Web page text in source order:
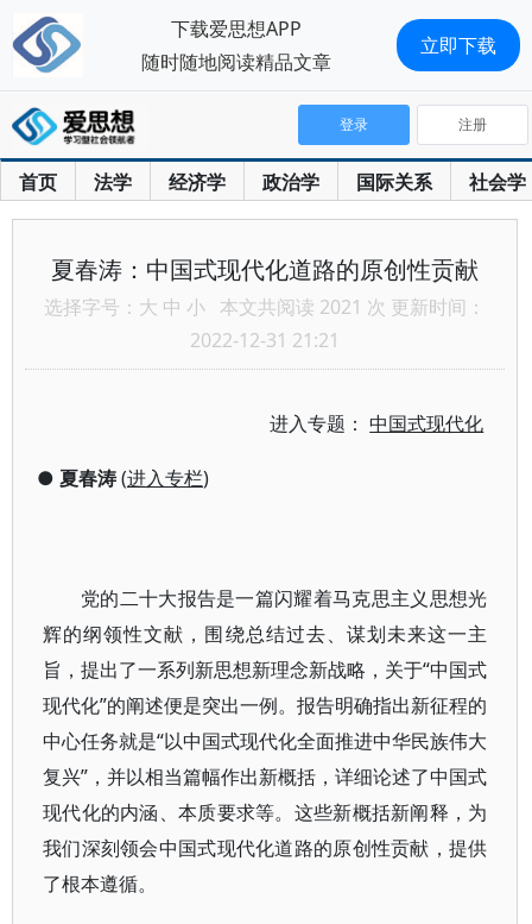
首页 法学 经济学 政治学 国际关系 社会学
登录 注册
夏春涛：中国式现代化道路的原创性贡献
选择字号： 大 中 小 本文共阅读 2021 次 更新时间：
2022-12-31 21:21
进入专题：中国式现代化
● 夏春涛(进入专栏)
党的二十大报告是一篇闪耀着马克思主义思想光
辉的纲领性文献，围绕总结过去、谋划未来这一主
旨，提出了一系列新思想新理念新战略，关于“中国式
现代化”的阐述便是突出一例。报告明确指出新征程的
中心任务就是“以中国式现代化全面推进中华民族伟大
复兴”，并以相当篇幅作出新概括，详细论述了中国式
现代化的内涵、本质要求等。这些新概括新阐释，为
我们深刻领会中国式现代化道路的原创性贡献，提供
了根本遵循。
下载爱思想APP
随时随地阅读精品文章
立即下载